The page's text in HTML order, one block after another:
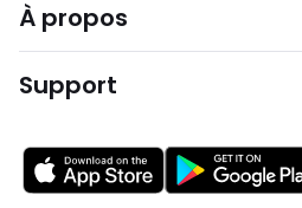
À propos
Support